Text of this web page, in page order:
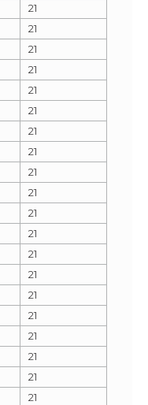
21
21
21
21
21
21
21
21
21
21
21
21
21
21
21
21
21
21
21
21